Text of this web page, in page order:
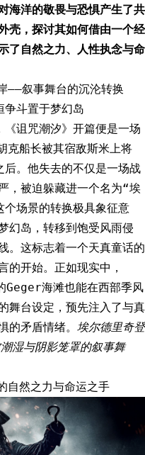
海洋的敬畏与恐惧产生了共
壳，探讨其如何借由一个经
了自然之力、人性执念与命
——叙事舞台的沉沦转换
争斗置于梦幻岛
诅咒潮汐》开篇便是一场
克船长被其宿敌斯米上将
后。他失去的不仅是一场战
，被迫躲藏进一个名为“埃
场景的转换极具象征意
幻岛，转移到饱受风雨侵
。这标志着一个天真童话的
的开始。正如现实中，
Geger海滩也能在西部季风
舞台设定，预先注入了与真
的矛盾情绪。 埃尔德里奇登
湿与阴影笼罩的叙事舞
自然之力与命运之手